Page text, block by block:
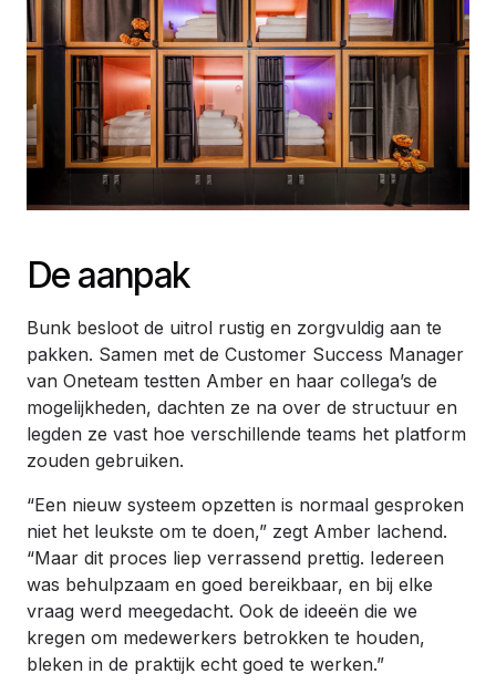
De aanpak
Bunk besloot de uitrol rustig en zorgvuldig aan te
pakken. Samen met de Customer Success Manager
van Oneteam testten Amber en haar collega’s de
mogelijkheden, dachten ze na over de structuur en
legden ze vast hoe verschillende teams het platform
zouden gebruiken.
“Een nieuw systeem opzetten is normaal gesproken
niet het leukste om te doen,” zegt Amber lachend.
“Maar dit proces liep verrassend prettig. Iedereen
was behulpzaam en goed bereikbaar, en bij elke
vraag werd meegedacht. Ook de ideeën die we
kregen om medewerkers betrokken te houden,
bleken in de praktijk echt goed te werken.”